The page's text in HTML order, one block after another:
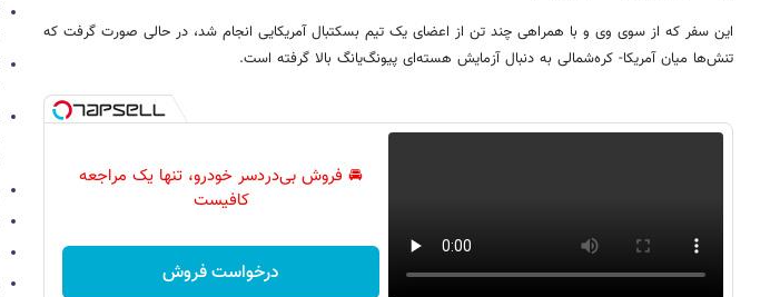
این سفر که از سوی وی و با همراهی چند تن از اعضای یک تیم بسکتبال آمریکایی انجام شد، در حالی صورت گرفت که
تنش‌ها میان آمریکا- کره‌شمالی به دنبال آزمایش هسته‌ای پیونگ‌یانگ بالا گرفته است.
🚘 فروش بی‌دردسر خودرو، تنها یک مراجعه
کافیست
درخواست فروش